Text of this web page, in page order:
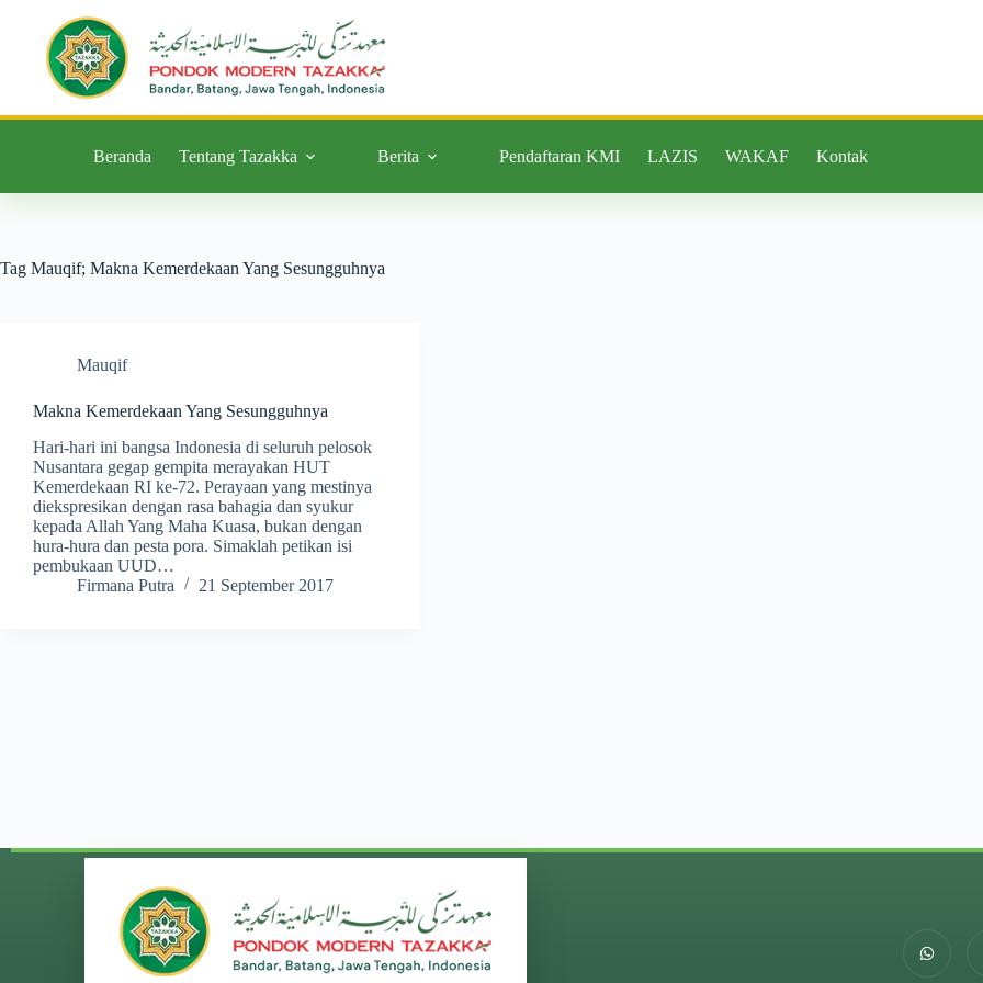
Beranda Tentang Tazakka Berita Pendaftaran KMI LAZIS WAKAF Kontak
Tag Mauqif; Makna Kemerdekaan Yang Sesungguhnya
Mauqif
Makna Kemerdekaan Yang Sesungguhnya
Hari-hari ini bangsa Indonesia di seluruh pelosok
Nusantara gegap gempita merayakan HUT
Kemerdekaan RI ke-72. Perayaan yang mestinya
diekspresikan dengan rasa bahagia dan syukur
kepada Allah Yang Maha Kuasa, bukan dengan
hura-hura dan pesta pora. Simaklah petikan isi
pembukaan UUD…
Firmana Putra
21 September 2017